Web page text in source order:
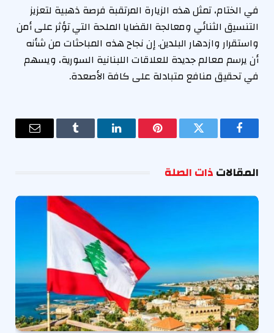
في الختام، تمثل هذه الزيارة المرتقبة فرصة ذهبية لتعزيز
التنسيق الثنائي ومعالجة القضايا الملحة التي تؤثر على أمن
واستقرار وازدهار البلدين. إن نجاح هذه المباحثات من شأنه
أن يرسم معالم جديدة للعلاقات اللبنانية السورية، ويسهم
في تحقيق منافع متبادلة على كافة الأصعدة.
فيسبوك تويتر بينتيريستلينكدإن Tumblr
البريد
المقالاتذات الصلة